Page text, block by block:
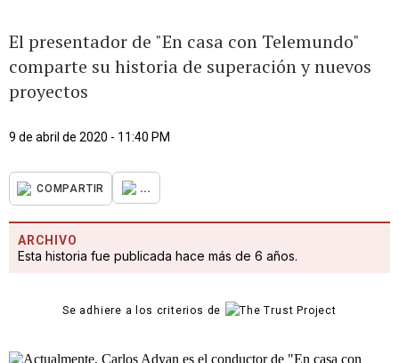
El presentador de "En casa con Telemundo"
comparte su historia de superación y nuevos
proyectos
9 de abril de 2020 - 11:40 PM
COMPARTIR ...
ARCHIVO
Esta historia fue publicada hace más de 6 años.
Se adhiere a los criterios de